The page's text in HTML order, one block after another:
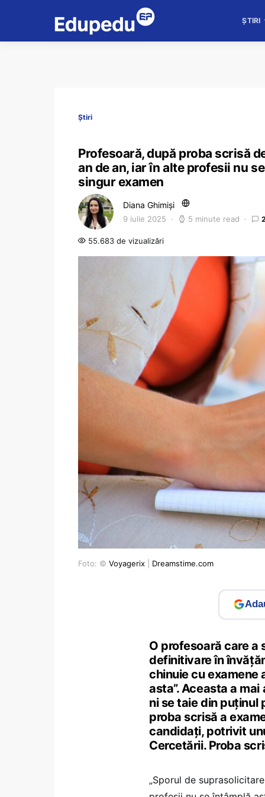
ȘTIRI
Știri
Profesoară, după proba scrisă
an de an, iar în alte profesii nu
singur examen
Diana Ghimiși
9 iulie 2025 5 minute read
55.683 de vizualizări
Foto: © Voyagerix Dreamstime.com
O profesoară care a
definitivare în
chinuie cu examene
asta”. Aceasta a
ni se taie din puținul
proba scrisă a
candidați, potrivit
Cercetării. Proba
„Sporul de